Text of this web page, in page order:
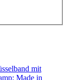
mit
Made in